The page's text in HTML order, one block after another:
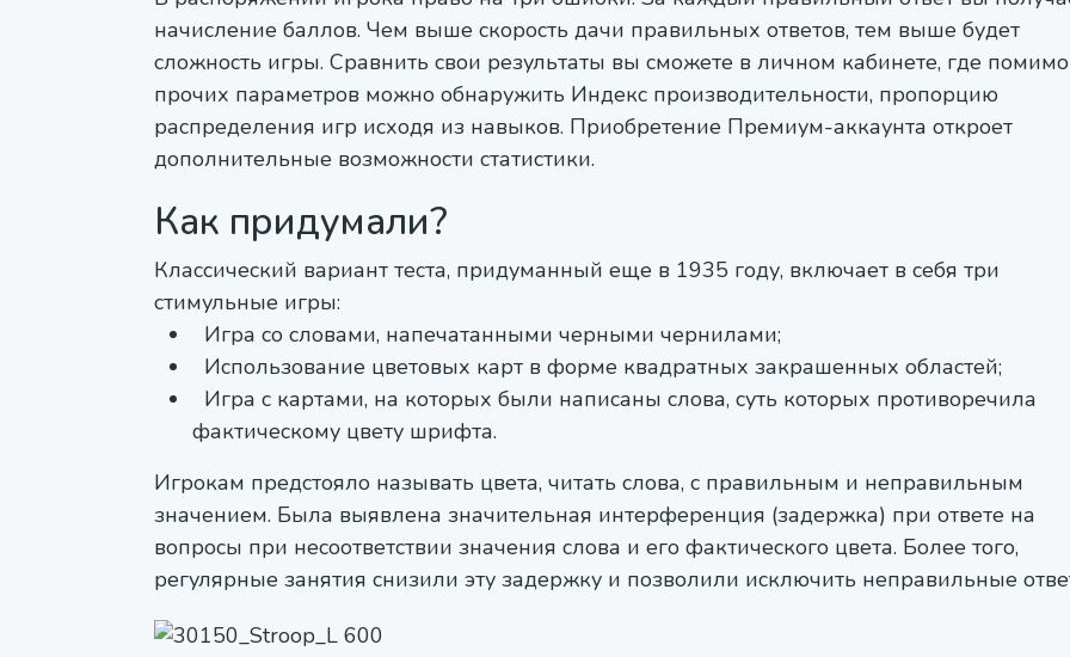
начисление баллов. Чем выше скорость дачи правильных ответов, тем выше будет
сложность игры. Сравнить свои результаты вы сможете в личном кабинете, где помимо
прочих параметров можно обнаружить Индекс производительности, пропорцию
распределения игр исходя из навыков. Приобретение Премиум-аккаунта откроет
дополнительные возможности статистики.
Как придумали?
Классический вариант теста, придуманный еще в 1935 году, включает в себя три
стимульные игры:
Игра со словами, напечатанными черными чернилами;
Использование цветовых карт в форме квадратных закрашенных областей;
Игра с картами, на которых были написаны слова, суть которых противоречила
фактическому цвету шрифта.
Игрокам предстояло называть цвета, читать слова, с правильным и неправильным
значением. Была выявлена значительная интерференция (задержка) при ответе на
вопросы при несоответствии значения слова и его фактического цвета. Более того,
регулярные занятия снизили эту задержку и позволили исключить неправильные